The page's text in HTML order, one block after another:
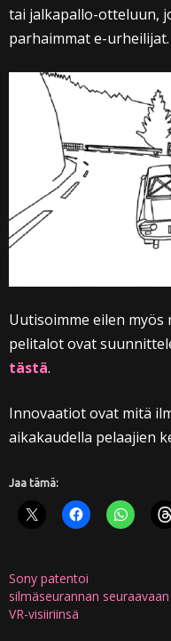
tai jalkapallo-otteluun,
parhaimmat e-urheilijat.
Uutisoimme eilen myös
pelitalot ovat
tästä.
Innovaatiot ovat mitä
aikakaudella pelaajien
Jaa tämä:
Sony patentoi
silmäseurannan seuraavaan
VR-visiiriinsä